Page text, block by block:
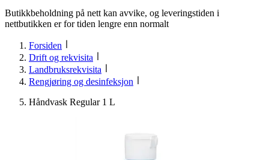
Butikkbeholdning på nett kan avvike, og leveringstiden i
nettbutikken er for tiden lengre enn normalt
Forsiden
Drift og rekvisita
Landbruksrekvisita
Rengjøring og desinfeksjon
Håndvask Regular 1 L